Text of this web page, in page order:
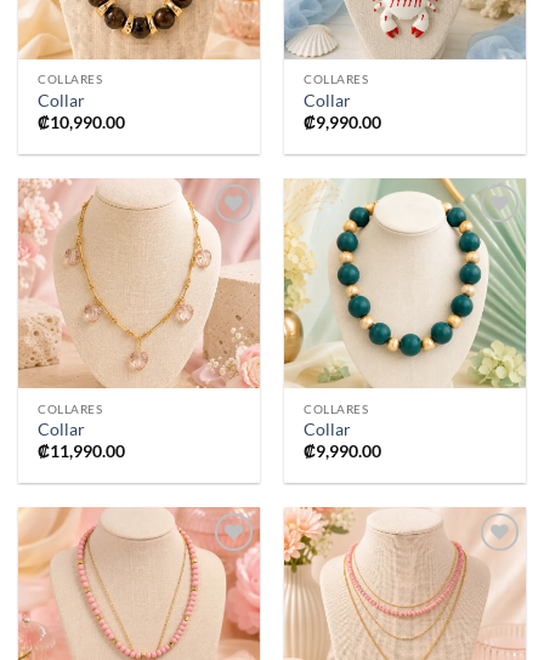
COLLARES
Collar
₡10,990.00
COLLARES
Collar
₡9,990.00
Añadir
lista de
deseos
COLLARES
Collar
₡11,990.00
Añadir
a la
lista de
deseos
COLLARES
Collar
₡9,990.00
Añadir
a la
lista de
deseos
a la
lista de
deseos